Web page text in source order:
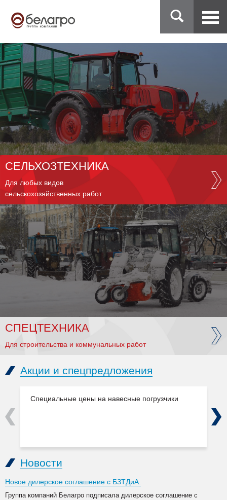
СЕЛЬХОЗТЕХНИКА
Для любых видов
сельскохозяйственных работ
СПЕЦТЕХНИКА
Для строительства и коммунальных работ
Акции и спецпредложения
Специальные цены на навесные погрузчики
Previous Next
Новости
Новое дилерское соглашение с БЗТДиА.
Группа компаний Белагро подписала дилерское соглашение с